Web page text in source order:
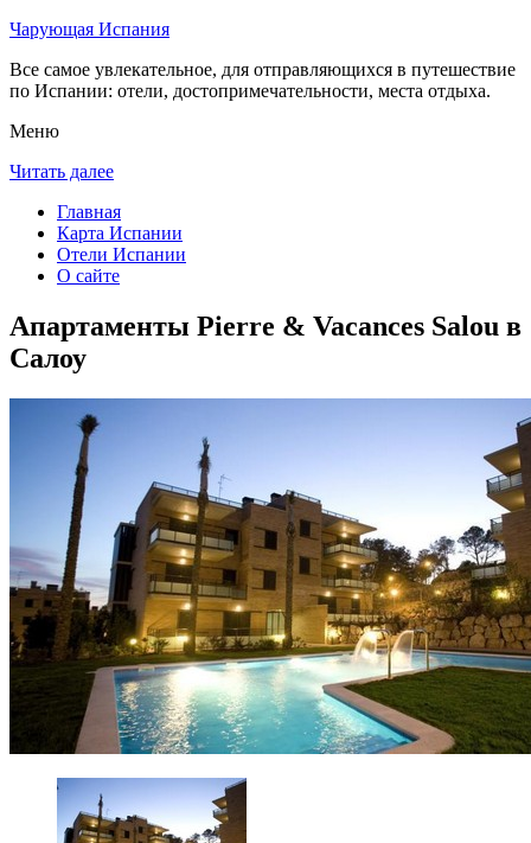
Чарующая Испания
Все самое увлекательное, для отправляющихся в путешествие
по Испании: отели, достопримечательности, места отдыха.
Меню
Читать далее
Главная
Карта Испании
Отели Испании
О сайте
Апартаменты Pierre & Vacances Salou в
Салоу